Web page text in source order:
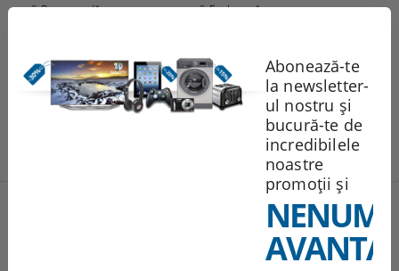
Recomandă Evaluează
Comentarii
Abonează-te
la newsletter-
ul nostru și
bucură-te de
incredibilele
noastre
promoții și